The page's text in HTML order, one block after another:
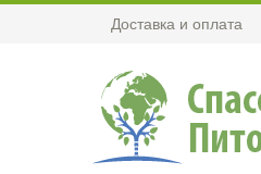
Доставка и оплата